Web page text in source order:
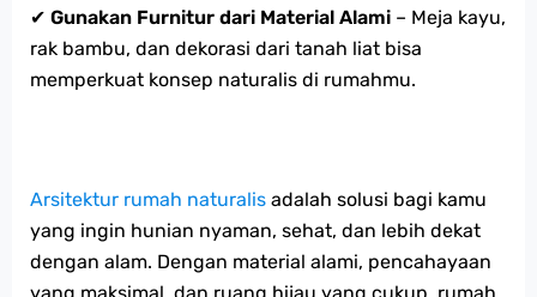
✔ Gunakan Furnitur dari Material Alami – Meja kayu,
rak bambu, dan dekorasi dari tanah liat bisa
memperkuat konsep naturalis di rumahmu.
Arsitektur rumah naturalis adalah solusi bagi kamu
yang ingin hunian nyaman, sehat, dan lebih dekat
dengan alam. Dengan material alami, pencahayaan